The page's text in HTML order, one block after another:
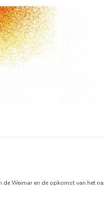
Weimar en de opkomst van het